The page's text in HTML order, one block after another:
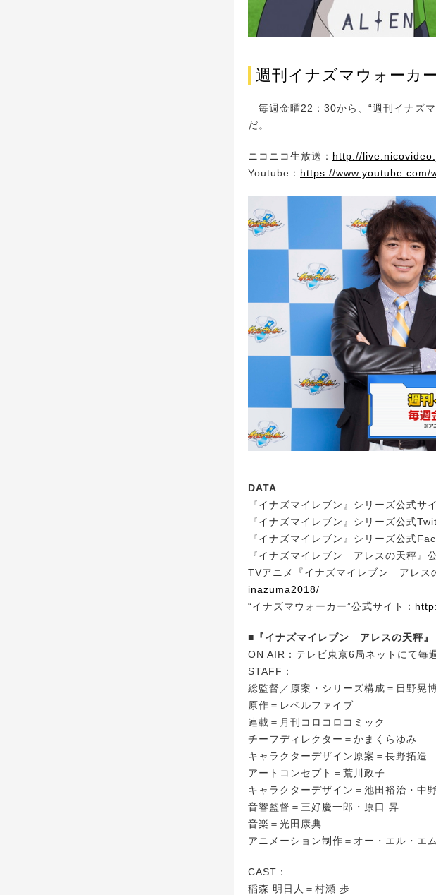
週刊イナズマウォーカー
毎週金曜22：30から、“週刊イナズ
だ。
ニコニコ生放送： http://
Youtube： https://www.youtube.com/
DATA
『イナズマイレブン』シリーズ公式サ
『イナズマイレブン』シリーズ公式
『イナズマイレブン』シリーズ公式
『イナズマイレブン アレスの天秤』
TVアニメ『イナズマイレブン アレス
inazuma2018/
“イナズマウォーカー”公式サイト：
■『イナズマイレブン アレスの天秤』
ON AIR：テレビ東京6局ネットにて毎
STAFF：
総監督／原案・シリーズ構成＝日野晃
原作＝レベルファイブ
連載＝月刊コロコロコミック
チーフディレクター＝かまくらゆみ
キャラクターデザイン原案＝長野拓造
アートコンセプト＝荒川政子
キャラクターデザイン＝池田裕治・中
音響監督＝三好慶一郎・原口 昇
音楽＝光田康典
アニメーション制作＝オー・エル・エム
CAST：
稲森 明日人＝村瀬 歩